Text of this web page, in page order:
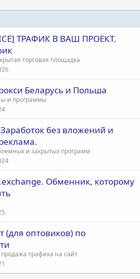
ТРАФИК В ВАШ ПРОЕКТ.
торговая площадка
Беларусь и Польша
и программы
без вложений и
и закрытых программ
Обменник, которому
(для оптовиков) по
трафика на сайт